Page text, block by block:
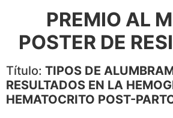
PREMIO AL
POSTER DE
Título: TIPOS DE
RESULTADOS EN LA
HEMATOCRITO POST-